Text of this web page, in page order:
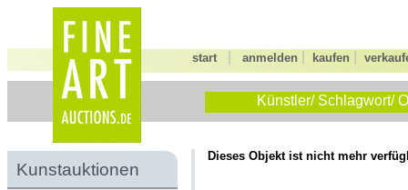
start anmelden kaufen
Künstler/ Schlagwort/
Kunstauktionen
Dieses Objekt ist nicht mehr